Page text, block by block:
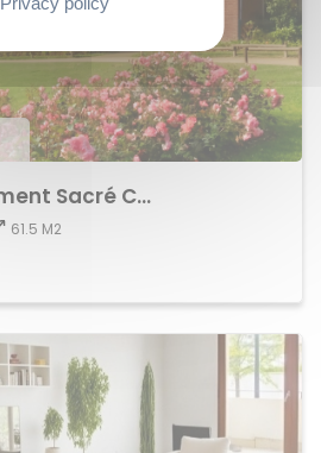
Achat Appartement Sacré Coeurs
61.5 M2